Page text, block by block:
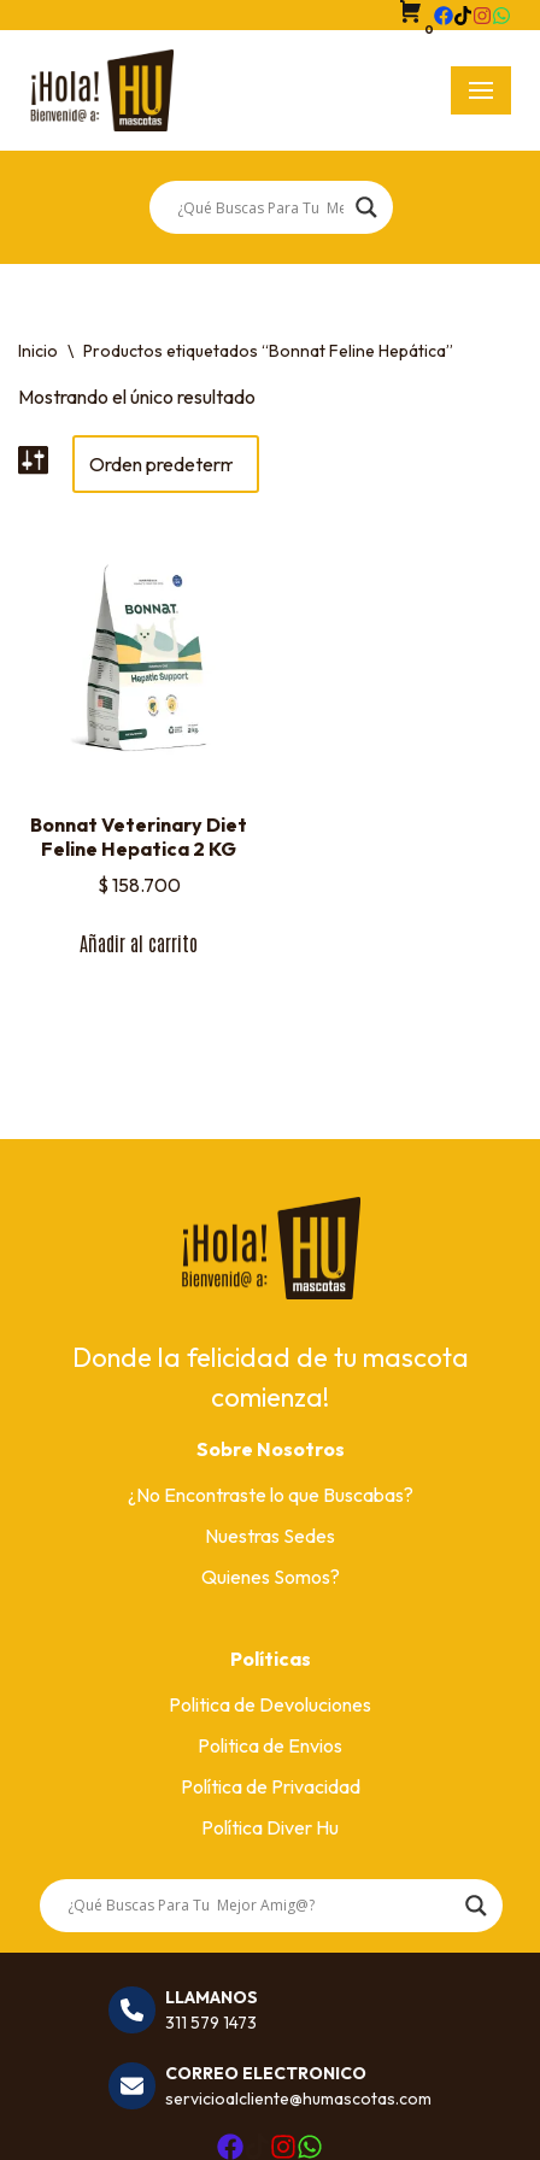
Saltar
al
contenido
0
Inicio \ Productos etiquetados “Bonnat Feline Hepática”
Mostrando el único resultado
Bonnat Veterinary Diet
Feline Hepatica 2 KG
$ 158.700
Añadir al carrito
Donde la felicidad de tu mascota
comienza!
Sobre Nosotros
¿No Encontraste lo que Buscabas?
Nuestras Sedes
Quienes Somos?
Políticas
Politica de Devoluciones
Politica de Envios
Política de Privacidad
Política Diver Hu
LLAMANOS
311 579 1473
CORREO ELECTRONICO
servicioalcliente@humascotas.com